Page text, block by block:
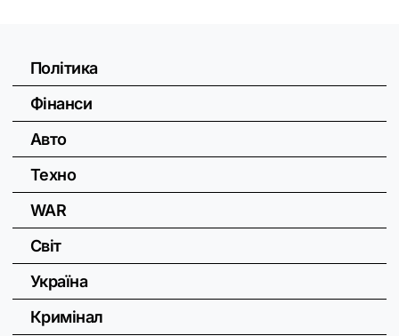
Політика
Фінанси
Авто
Техно
WAR
Світ
Україна
Кримінал